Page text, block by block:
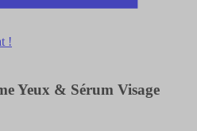
!
Yeux & Sérum Visage